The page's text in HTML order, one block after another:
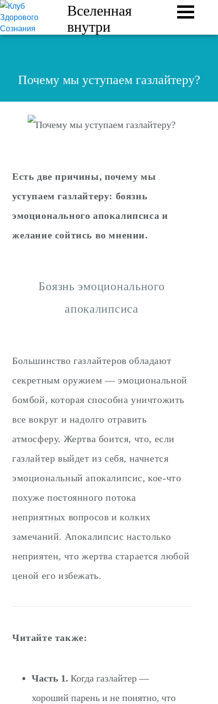
Вселенная
внутри
Почему мы уступаем газлайтеру?
Есть две причины, почему мы
уступаем газлайтеру: боязнь
эмоционального апокалипсиса и
желание сойтись во мнении.
Боязнь эмоционального
апокалипсиса
Большинство газлайтеров обладают
секретным оружием — эмоциональной
бомбой, которая способна уничтожить
все вокруг и надолго отравить
атмосферу. Жертва боится, что, если
газлайтер выйдет из себя, начнется
эмоциональный апокалипсис, кое-что
похуже постоянного потока
неприятных вопросов и колких
замечаний. Апокалипсис настолько
неприятен, что жертва старается любой
ценой его избежать.
Читайте также:
Часть 1. Когда газлайтер —
хороший парень и не понятно, что